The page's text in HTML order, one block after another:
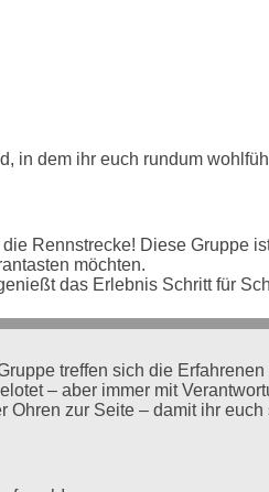
in dem ihr euch rundum
Rennstrecke! Diese Gruppe
möchten.
das Erlebnis Schritt für
treffen sich die
– aber immer mit
zur Seite – damit ihr